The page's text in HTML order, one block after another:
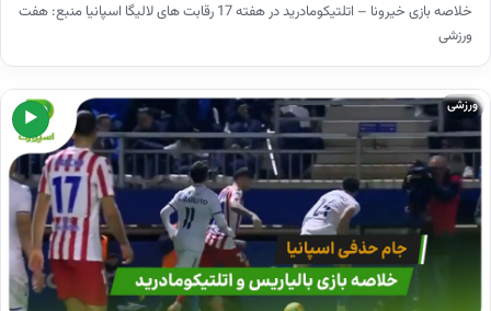
خلاصه بازی خیرونا – اتلتیکومادرید در هفته 17 رقابت های لالیگا اسپانیا منبع: هفت
ورزشی
▶
ورزشی